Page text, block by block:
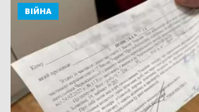
ВІЙНА